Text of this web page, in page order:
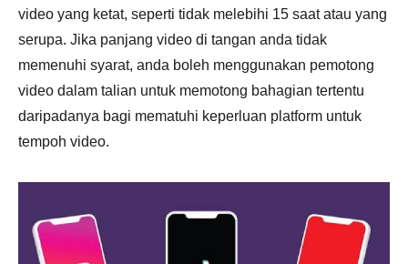
video yang ketat, seperti tidak melebihi 15 saat atau yang
serupa. Jika panjang video di tangan anda tidak
memenuhi syarat, anda boleh menggunakan pemotong
video dalam talian untuk memotong bahagian tertentu
daripadanya bagi mematuhi keperluan platform untuk
tempoh video.